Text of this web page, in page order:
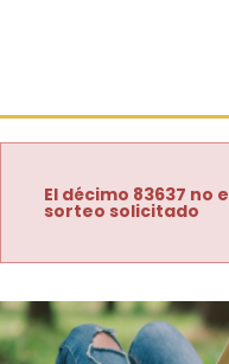
El décimo 83637 no
sorteo solicitado